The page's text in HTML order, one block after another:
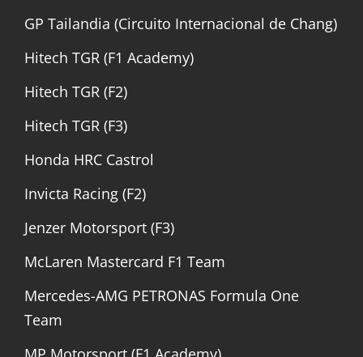
GP Tailandia (Circuito Internacional de Chang)
Hitech TGR (F1 Academy)
Hitech TGR (F2)
Hitech TGR (F3)
Honda HRC Castrol
Invicta Racing (F2)
Jenzer Motorsport (F3)
McLaren Mastercard F1 Team
Mercedes-AMG PETRONAS Formula One
Team